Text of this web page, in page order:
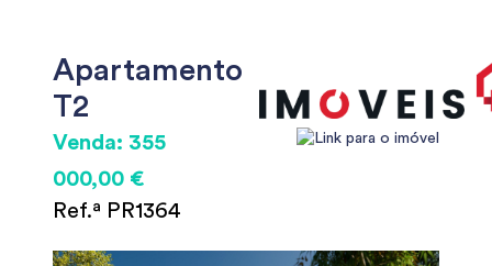
Apartamento
T2
Venda: 355
000,00 €
Ref.ª PR1364